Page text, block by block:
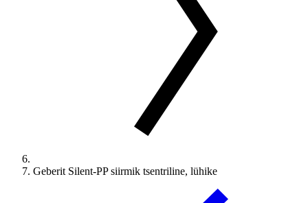
Geberit Silent-PP siirmik tsentriline, lühike